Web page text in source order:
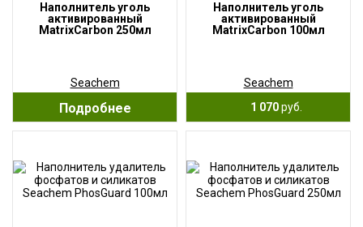
Наполнитель уголь
активированный
MatrixCarbon 250мл
Seachem
Подробнее
Наполнитель уголь
активированный
MatrixCarbon 100мл
Seachem
1 070руб.